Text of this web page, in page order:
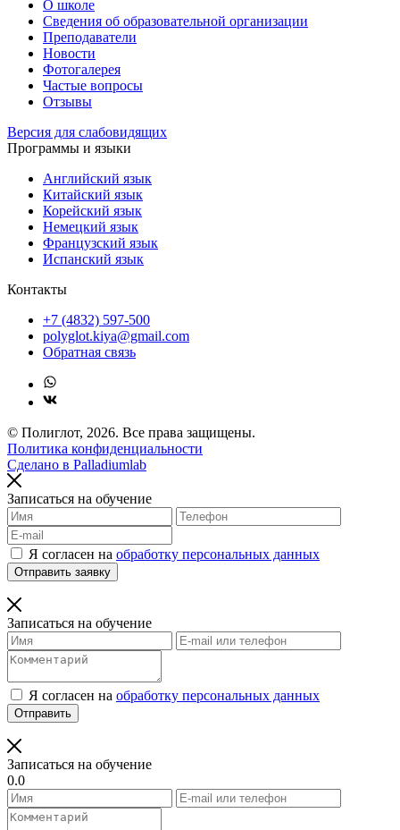
О школе
Сведения об образовательной организации
Преподаватели
Новости
Фотогалерея
Частые вопросы
Отзывы
Версия для слабовидящих
Программы и языки
Английский язык
Китайский язык
Корейский язык
Немецкий язык
Французский язык
Испанский язык
Контакты
+7 (4832) 597-500
polyglot.kiya@gmail.com
Обратная связь
© Полиглот, 2026. Все права защищены.
Политика конфиденциальности
Сделано в Palladiumlab
Записаться на обучение
Я согласен на обработку персональных данных
Отправить заявку
Записаться на обучение
Я согласен на обработку персональных данных
Отправить
Записаться на обучение
0.0